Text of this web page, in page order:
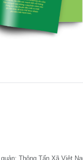
Thông Tấn Xã Việt